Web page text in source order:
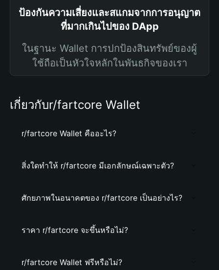
ป้องกันความเสี่ยงและสแกมจากการอนุญาต
ที่มากเกินไปของ DApp
ในฐานะ Wallet การปกป้องสินทรัพย์ของผู้
ใช้ถือเป็นหัวใจหลักในพันธกิจของเรา
เกี่ยวกับr/fartcore Wallet
r/fartcore Wallet คืออะไร?
สิ่งใดทำให้ r/fartcore มีเอกลักษณ์เฉพาะตัว?
ศักยภาพในอนาคตของ r/fartcore เป็นอย่างไร?
ราคา r/fartcore จะขึ้นหรือไม่?
r/fartcore Wallet ฟรีหรือไม่?